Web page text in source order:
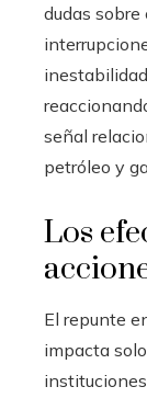
dudas
señal
petróleo y
Los
El repunte
impacta